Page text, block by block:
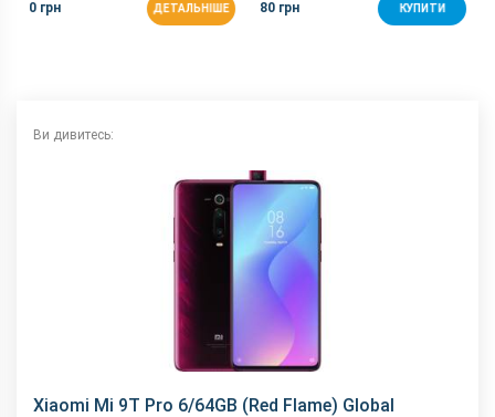
GPS є
Аудіороз'єм
Характеристики та комплектацію товару виробник може
змінити без повідомлення.
0 грн ДЕТАЛЬНІШЕ 80 грн КУПИТИ
Ви дивитесь:
Xiaomi Mi 9T Pro 6/64GB (Red Flame) Global